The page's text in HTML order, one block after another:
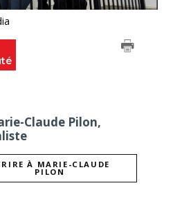
Claude Pilon,
À MARIE-CLAUDE
PILON